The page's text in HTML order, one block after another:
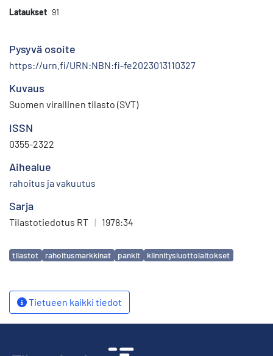
Lataukset 91
Pysyvä osoite
https://urn.fi/URN:NBN:fi-fe2023013110327
Kuvaus
Suomen virallinen tilasto (SVT)
ISSN
0355-2322
Aihealue
rahoitus ja vakuutus
Sarja
Tilastotiedotus RT | 1978:34
Avainsanat
tilastot rahoitusmarkkinat pankit kiinnitysluottolaitokset
Tietueen kaikki tiedot